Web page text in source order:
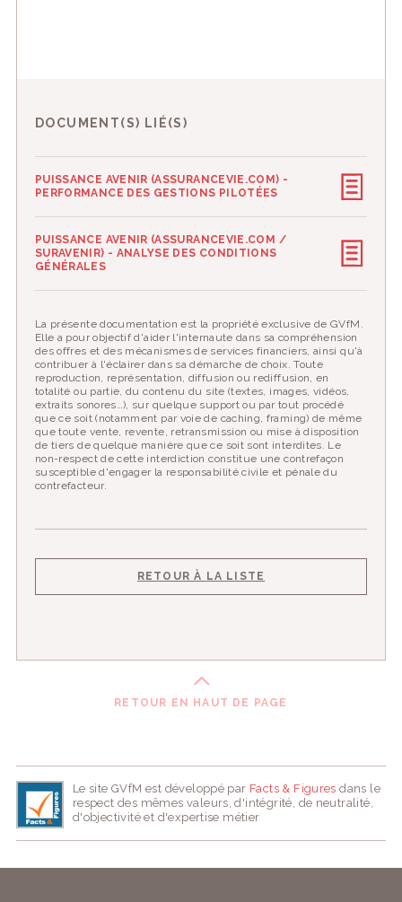
DOCUMENT(S) LIÉ(S)
PUISSANCE AVENIR (ASSURANCEVIE.COM) -
PERFORMANCE DES GESTIONS PILOTÉES
PUISSANCE AVENIR (ASSURANCEVIE.COM /
SURAVENIR) - ANALYSE DES CONDITIONS
GÉNÉRALES
La présente documentation est la propriété exclusive de GVfM.
Elle a pour objectif d'aider l'internaute dans sa compréhension
des offres et des mécanismes de services financiers, ainsi qu'à
contribuer à l'éclairer dans sa démarche de choix. Toute
reproduction, représentation, diffusion ou rediffusion, en
totalité ou partie, du contenu du site (textes, images, vidéos,
extraits sonores…), sur quelque support ou par tout procédé
que ce soit (notamment par voie de caching, framing) de même
que toute vente, revente, retransmission ou mise à disposition
de tiers de quelque manière que ce soit sont interdites. Le
non-respect de cette interdiction constitue une contrefaçon
susceptible d'engager la responsabilité civile et pénale du
contrefacteur.
RETOUR À LA LISTE
RETOUR EN HAUT DE PAGE
Le site GVfM est développé par Facts & Figures dans le
respect des mêmes valeurs, d'intégrité, de neutralité,
d'objectivité et d'expertise métier